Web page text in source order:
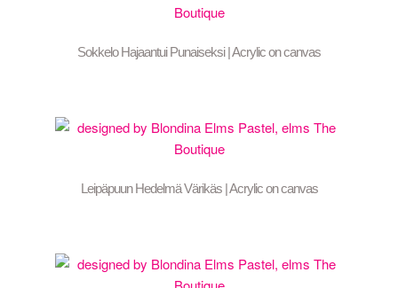
Sokkelo Hajaantui Punaiseksi | Acrylic on canvas
Leipäpuun Hedelmä Värikäs | Acrylic on canvas